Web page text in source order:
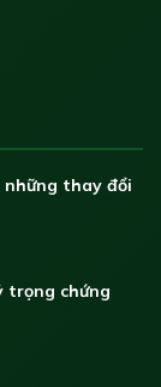
thay đổi
trọng chứng